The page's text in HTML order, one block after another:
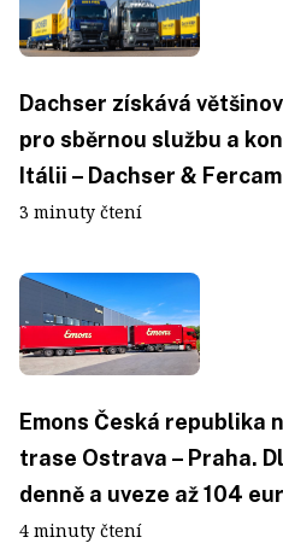
Dachser získává
pro sběrnou službu a
Itálii – Dachser &
3 minuty čtení
Emons Česká republika
trase Ostrava – Praha.
denně a uveze až 104
4 minuty čtení